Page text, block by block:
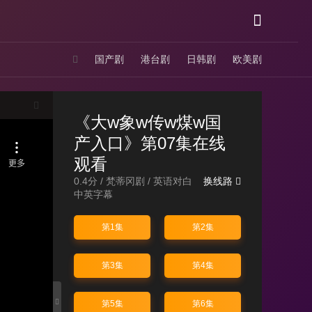
国产剧 港台剧 日韩剧 欧美剧
《大w象w传w煤w国
产入口》第07集在线
观看
换线路
0.4分 / 梵蒂冈剧 / 英语对白
中英字幕
第1集 第2集
第3集 第4集
第5集 第6集